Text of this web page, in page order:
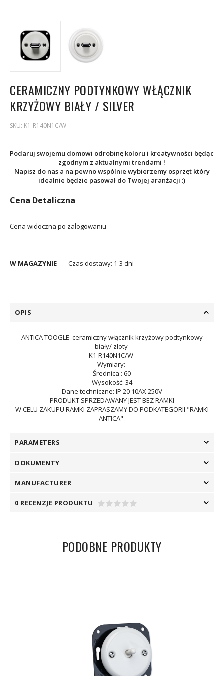
CERAMICZNY PODTYNKOWY WŁĄCZNIK
KRZYŻOWY BIAŁY / SILVER
SKU: K1-R140N1C/W
Podaruj swojemu domowi odrobinę koloru i kreatywności będąc
zgodnym z aktualnymi trendami !
Napisz do nas a na pewno wspólnie wybierzemy osprzęt który
idealnie będzie pasował do Twojej aranżacji :)
Cena Detaliczna
Cena widoczna po zalogowaniu
W MAGAZYNIE Czas dostawy: 1-3 dni
OPIS
ANTICA TOOGLE ceramiczny włącznik krzyżowy podtynkowy
biały/ złoty
K1-R140N1C/W
Wymiary:
Średnica : 60
Wysokość: 34
Dane techniczne: IP 20 10AX 250V
PRODUKT SPRZEDAWANY JEST BEZ RAMKI
W CELU ZAKUPU RAMKI ZAPRASZAMY DO PODKATEGORII "RAMKI
ANTICA"
PARAMETERS
DOKUMENTY
MANUFACTURER
0 RECENZJE PRODUKTU
PODOBNE PRODUKTY